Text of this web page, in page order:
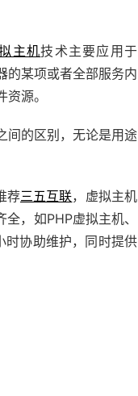
主机技术主要应用于
某项或者全部服务内
源。
间的区别，无论是用途
荐三五互联，虚拟主机
，如PHP虚拟主机、
协助维护，同时提供